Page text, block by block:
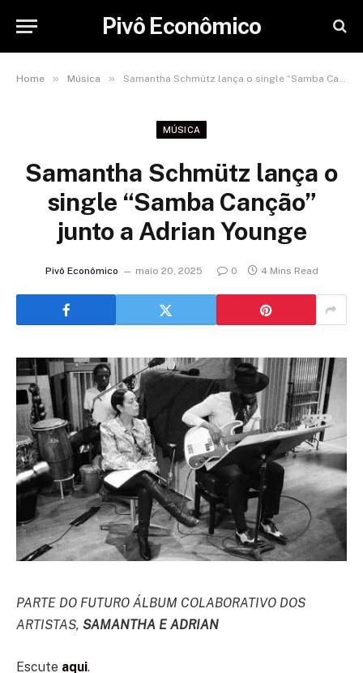
Pivô Econômico
Home » Música » Samantha Schmütz lança o single “Samba Canção” junto a Adrian Younge
MÚSICA
Samantha Schmütz lança o
single “Samba Canção”
junto a Adrian Younge
Pivô Econômico maio 20, 2025 0 4 Mins Read
PARTE DO FUTURO ÁLBUM COLABORATIVO DOS
ARTISTAS, SAMANTHA E ADRIAN
Escute aqui.